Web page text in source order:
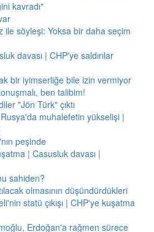
kavradı"
ile söyleşi: Yoksa bir daha seçim
davası | CHP'ye saldırılar
bir iyimserliğe bile izin vermiyor
ben talibim!
"Jön Türk" çıktı
muhalefetin yükselişi |
peşinde
| Casusluk davası |
sahiden?
olmasının düşündürdükleri
statü çıkışı | CHP'ye kuşatma
Erdoğan'a rağmen sürece